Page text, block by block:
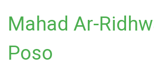
content
Mahad Ar-
Poso